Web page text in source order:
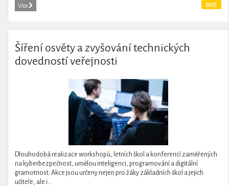
Více 2025
Šíření osvěty a zvyšování technických
dovedností veřejnosti
Dlouhodobá realizace workshopů, letních škol a konferencí zaměřených
na kyberbezpečnost, umělou inteligenci, programování a digitální
gramotnost. Akce jsou určeny nejen pro žáky základních škol a jejich
učitele, ale i...